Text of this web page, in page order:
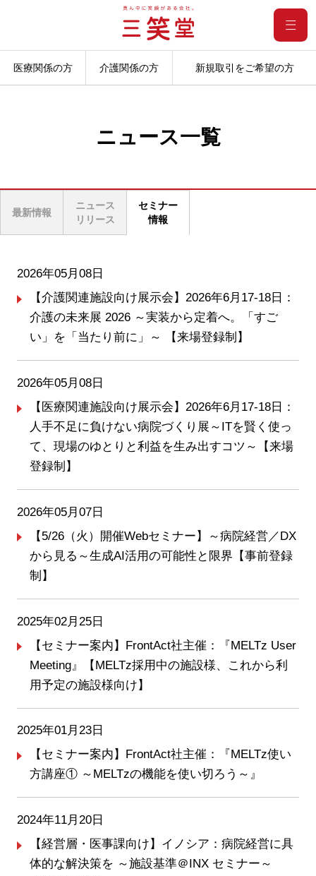
医療関係の方 介護関係の方 新規取引をご希望の方
ニュース一覧
最新情報
ニュース
リリース
セミナー
情報
2026年05月08日
【介護関連施設向け展示会】2026年6月17-18日：
介護の未来展 2026 ～実装から定着へ。「すご
い」を「当たり前に」～ 【来場登録制】
2026年05月08日
【医療関連施設向け展示会】2026年6月17-18日：
人手不足に負けない病院づくり展～ITを賢く使っ
て、現場のゆとりと利益を生み出すコツ～【来場
登録制】
2026年05月07日
【5/26（火）開催Webセミナー】～病院経営／DX
から見る～生成AI活用の可能性と限界【事前登録
制】
2025年02月25日
【セミナー案内】FrontAct社主催：『MELTz User
Meeting』【MELTz採用中の施設様、これから利
用予定の施設様向け】
2025年01月23日
【セミナー案内】FrontAct社主催：『MELTz使い
方講座① ～MELTzの機能を使い切ろう～』
2024年11月20日
【経営層・医事課向け】イノシア：病院経営に具
体的な解決策を ～施設基準＠INX セミナー～